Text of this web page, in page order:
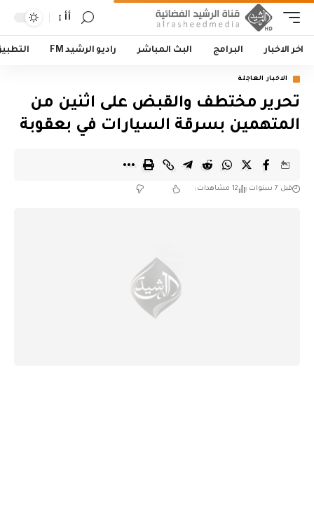
أأ
اخر الاخبار البرامج البث المباشر راديو الرشيد FM
الاخبار العاجلة
تحرير مختطف والقبض على اثنين من
المتهمين بسرقة السيارات في بعقوبة
قبل 7 سنوات 12 مشاهدات